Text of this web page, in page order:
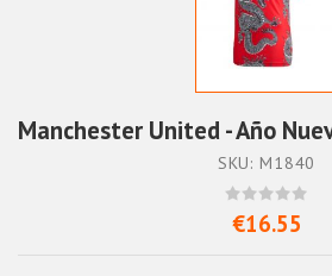
Manchester United - Año
SKU: M1840
€16.55